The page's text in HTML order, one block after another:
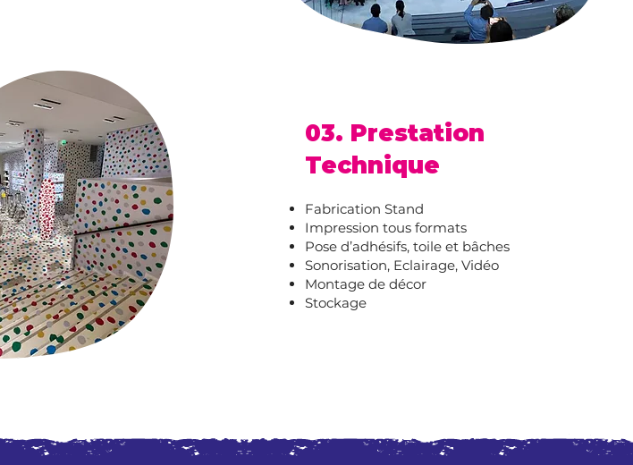
03. Prestation
Technique
Fabrication Stand
Impression tous formats
Pose d’adhésifs, toile et bâches
Sonorisation, Eclairage, Vidéo
Montage de décor
Stockage